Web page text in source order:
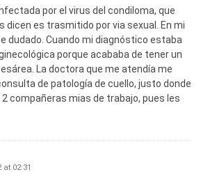
lesiones
SATISFACTORIA
PORQUE MI ESPOSO Y YO
POR ESTE TEMA.
EL TRATAMIENTO PARA QUITAR ESTE
SI NUESTRA VIDA SEXUAL VA HACER
QUISIERA SU AYUDA.
por el virus del condiloma, que
dicen es trasmitido por via sexual. En mi
dudado. Cuando mi diagnóstico estaba
porque acababa de tener un
La doctora que me atendía me
de patología de cuello, justo donde
compañeras mias de trabajo, pues les
la misma vez, nos diagnosticaron lo
matrimonio de 7 años, el que estoy
una relación extramatrimonial. Recibí
tricloroacético al 81% o algo asi y, con
de cuello, me tuvieron que dilatar
at 02:31